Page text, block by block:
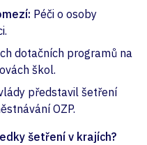
Péči o osoby
dotačních programů na
škol.
představil šetření
OZP.
šetření v krajích?